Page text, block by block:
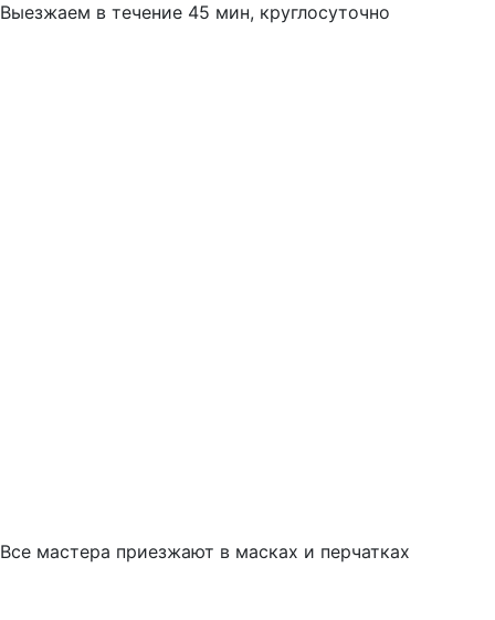
Выезжаем в течение 45 мин, круглосуточно
Все мастера приезжают в масках и перчатках